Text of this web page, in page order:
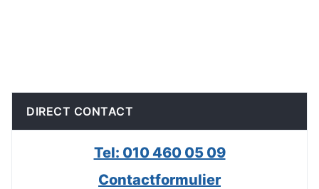
DIRECT CONTACT
Tel: 010 460 05 09
Contactformulier